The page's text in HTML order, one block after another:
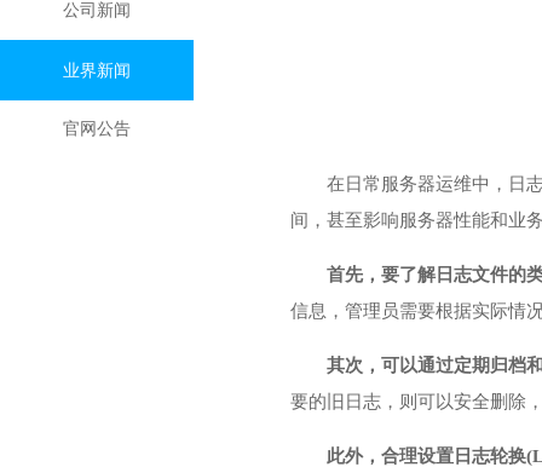
公司新闻
业界新闻
官网公告
在日常服务器运维中，日
间，甚至影响服务器性能和业
首先，要了解日志文件的
信息，管理员需要根据实际情
其次，可以通过定期归档
要的旧日志，则可以安全删除
此外，合理设置日志轮换